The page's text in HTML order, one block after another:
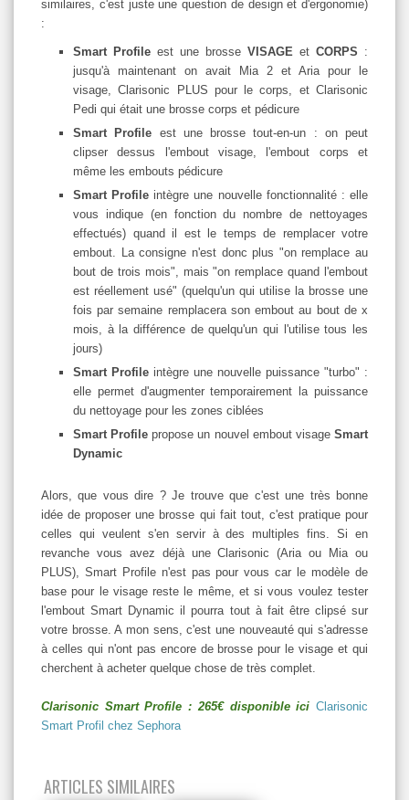
similaires, c'est juste une question de design et d'ergonomie)
:
Smart Profile est une brosse VISAGE et CORPS :
jusqu'à maintenant on avait Mia 2 et Aria pour le
visage, Clarisonic PLUS pour le corps, et Clarisonic
Pedi qui était une brosse corps et pédicure
Smart Profile est une brosse tout-en-un : on peut
clipser dessus l'embout visage, l'embout corps et
même les embouts pédicure
Smart Profile intègre une nouvelle fonctionnalité : elle
vous indique (en fonction du nombre de nettoyages
effectués) quand il est le temps de remplacer votre
embout. La consigne n'est donc plus "on remplace au
bout de trois mois", mais "on remplace quand l'embout
est réellement usé" (quelqu'un qui utilise la brosse une
fois par semaine remplacera son embout au bout de x
mois, à la différence de quelqu'un qui l'utilise tous les
jours)
Smart Profile intègre une nouvelle puissance "turbo" :
elle permet d'augmenter temporairement la puissance
du nettoyage pour les zones ciblées
Smart Profile propose un nouvel embout visageSmart
Dynamic
Alors, que vous dire ? Je trouve que c'est une très bonne
idée de proposer une brosse qui fait tout, c'est pratique pour
celles qui veulent s'en servir à des multiples fins. Si en
revanche vous avez déjà une Clarisonic (Aria ou Mia ou
PLUS), Smart Profile n'est pas pour vous car le modèle de
base pour le visage reste le même, et si vous voulez tester
l'embout Smart Dynamic il pourra tout à fait être clipsé sur
votre brosse. A mon sens, c'est une nouveauté qui s'adresse
à celles qui n'ont pas encore de brosse pour le visage et qui
cherchent à acheter quelque chose de très complet.
Clarisonic Smart Profile : 265€ disponible ici Clarisonic
Smart Profil chez Sephora
ARTICLES SIMILAIRES